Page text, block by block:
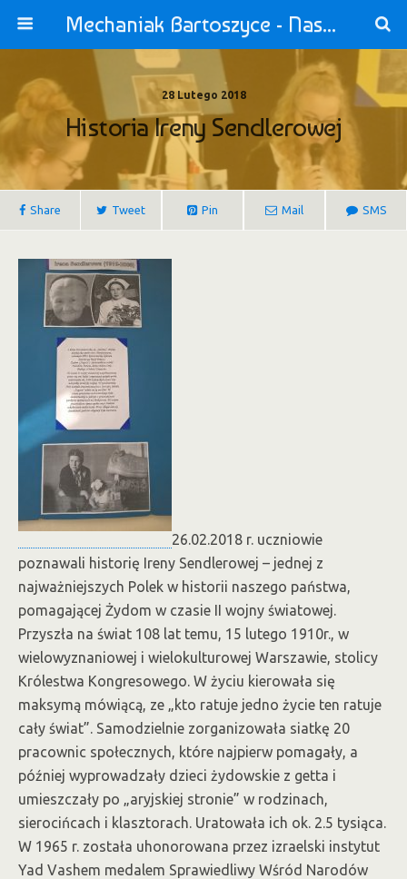
Mechaniak Bartoszyce - Nasza Szkoła jest OK!
28 Lutego 2018
Historia Ireny Sendlerowej
Share Tweet Pin Mail SMS
26.02.2018 r. uczniowie
poznawali historię Ireny Sendlerowej – jednej z
najważniejszych Polek w historii naszego państwa,
pomagającej Żydom w czasie II wojny światowej.
Przyszła na świat 108 lat temu, 15 lutego 1910r., w
wielowyznaniowej i wielokulturowej Warszawie, stolicy
Królestwa Kongresowego. W życiu kierowała się
maksymą mówiącą, ze „kto ratuje jedno życie ten ratuje
cały świat”. Samodzielnie zorganizowała siatkę 20
pracownic społecznych, które najpierw pomagały, a
później wyprowadzały dzieci żydowskie z getta i
umieszczały po „aryjskiej stronie” w rodzinach,
sierocińcach i klasztorach. Uratowała ich ok. 2.5 tysiąca.
W 1965 r. została uhonorowana przez izraelski instytut
Yad Vashem medalem Sprawiedliwy Wśród Narodów